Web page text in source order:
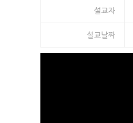
설교자
설교날짜